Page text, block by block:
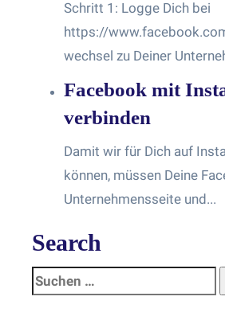
Schritt 1: Logge Dich bei
https://
wechsel zu Deiner
Facebook mit
verbinden
Damit wir für Dich auf
können, müssen Deine
Unternehmensseite und...
Search